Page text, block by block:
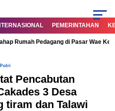
PEMERINTAHAN
Rumah Pedagang di Pasar Wae
Polri
Pencabutan
3 Desa
tiram dan Talawi